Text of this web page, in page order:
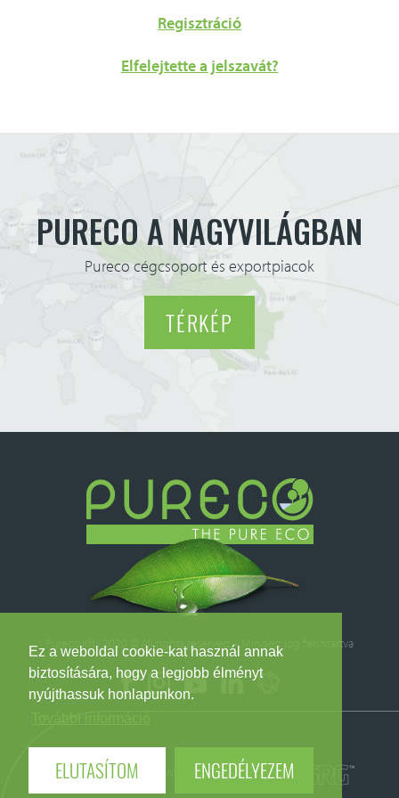
Ez a weboldal cookie-kat használ annak
biztosítására, hogy a legjobb élményt
nyújthassuk honlapunkon.
ELUTASÍTOM ENGEDÉLYEZEM
méretező alkalmazás
referenciák
letöltések
kapcsolat
Regisztráció
Elfelejtette a jelszavát?
PURECO A NAGYVILÁGBAN
Pureco cégcsoport és exportpiacok
TÉRKÉP
Pureco Kft. 2020 © All rights reserved – Minden jog fenntartva
Webdesign Web development